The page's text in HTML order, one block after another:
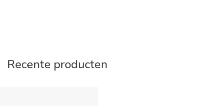
Recente producten